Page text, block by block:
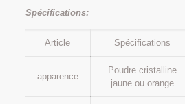
Spécifications:
Article Spécifications
apparence
Poudre cristalline
jaune ou orange